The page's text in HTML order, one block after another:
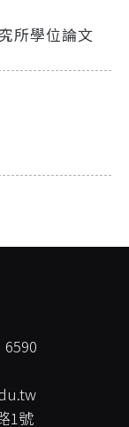
所學位論文
6590
1號